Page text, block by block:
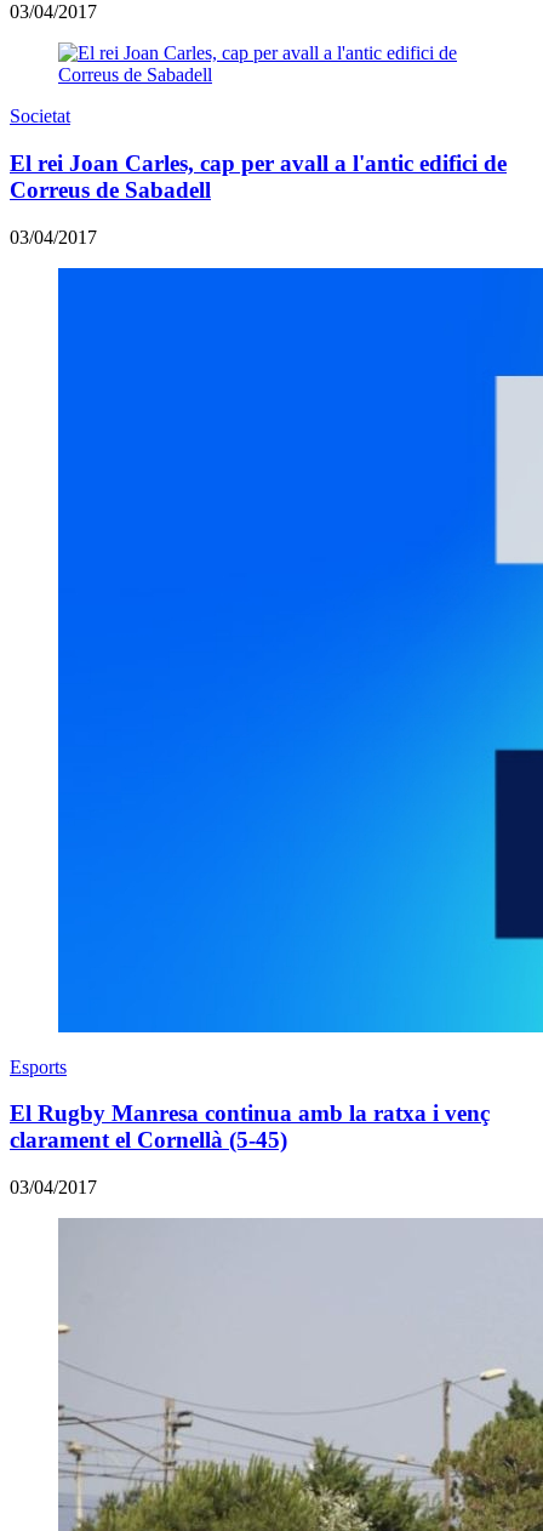
03/04/2017
Societat
El rei Joan Carles, cap per avall a l'antic edifici de
Correus de Sabadell
03/04/2017
Esports
El Rugby Manresa continua amb la ratxa i venç
clarament el Cornellà (5-45)
03/04/2017